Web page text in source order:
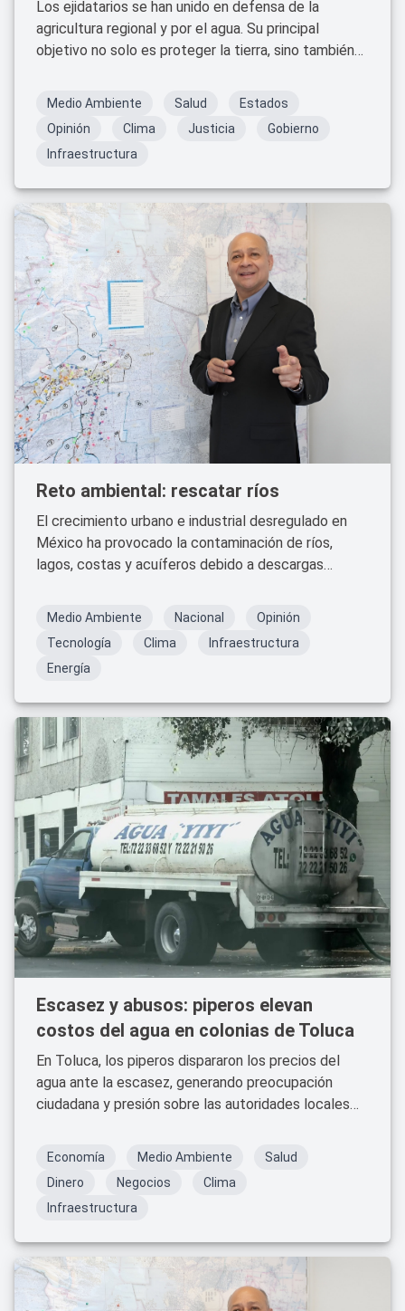
Los ejidatarios se han unido en defensa de la
agricultura regional y por el agua. Su principal
objetivo no solo es proteger la tierra, sino también
climático y el desabasto de agua, así como
federales, estatales y municipales.
Medio Ambiente Salud
Estados
Opinión
Clima Justicia
Gobierno
Infraestructura
Reto ambiental: rescatar ríos
El crecimiento urbano e industrial desregulado en
México ha provocado la contaminación de ríos,
lagos, costas y acuíferos debido a descargas
fenómeno afecta negativamente la flora y fauna, la
salud humana, el medio ambiente y el paisaje.
Medio Ambiente Nacional
Opinión
Tecnología
Clima
Infraestructura
Energía
Escasez y abusos: piperos elevan
costos del agua en colonias de Toluca
En Toluca, los piperos dispararon los precios del
agua ante la escasez, generando preocupación
ciudadana y presión sobre las autoridades locales
Economía Medio Ambiente
Salud
Dinero
Negocios
Clima
Infraestructura